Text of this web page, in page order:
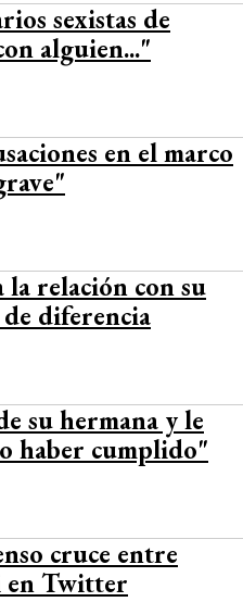
sexistas de
alguien..."
en el marco
la relación con su
diferencia
su hermana y le
haber cumplido"
cruce entre
en Twitter